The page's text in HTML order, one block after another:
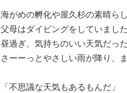
海がめの孵化や屋久杉の素晴ら
父母はダイビングをしていました
昼過ぎ、気持ちのいい天気だっ
さーーっとやさしい雨が降り、
「不思議な天気もあるもんだ」